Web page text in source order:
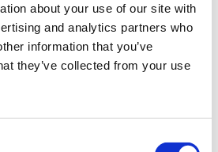
about your use of our site with
and analytics partners who
information that you’ve
they’ve collected from your use
επόμενογραφείτε στο